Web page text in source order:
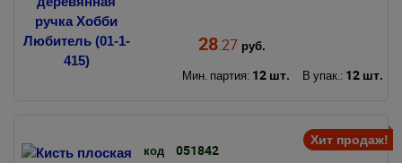
28.27 руб.
Мин. партия: 12 шт. В упак.: 12 шт.
Хит продаж!
код 051842